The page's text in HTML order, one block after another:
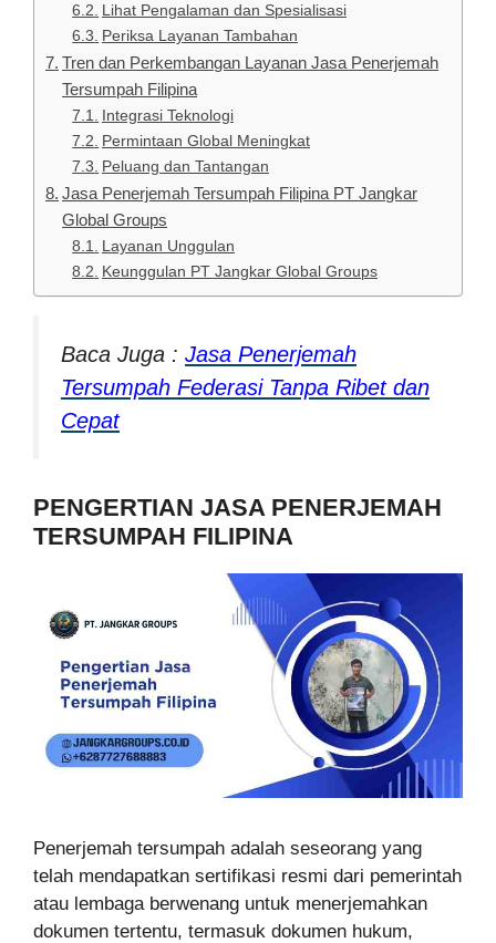
Lihat Pengalaman dan Spesialisasi
Periksa Layanan Tambahan
Tren dan Perkembangan Layanan Jasa Penerjemah
Tersumpah Filipina
Integrasi Teknologi
Permintaan Global Meningkat
Peluang dan Tantangan
Jasa Penerjemah Tersumpah Filipina PT Jangkar
Global Groups
Layanan Unggulan
Keunggulan PT Jangkar Global Groups
Baca Juga : Jasa Penerjemah
Tersumpah Federasi Tanpa Ribet dan
Cepat
PENGERTIAN JASA PENERJEMAH
TERSUMPAH FILIPINA
Penerjemah tersumpah adalah seseorang yang
telah mendapatkan sertifikasi resmi dari pemerintah
atau lembaga berwenang untuk menerjemahkan
dokumen tertentu, termasuk dokumen hukum,